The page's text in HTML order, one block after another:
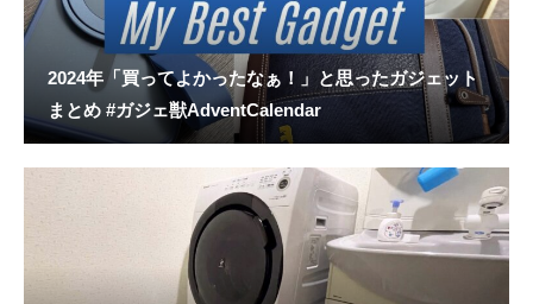
2024年「買ってよかったなぁ！」と思ったガジェット
まとめ #ガジェ獣AdventCalendar